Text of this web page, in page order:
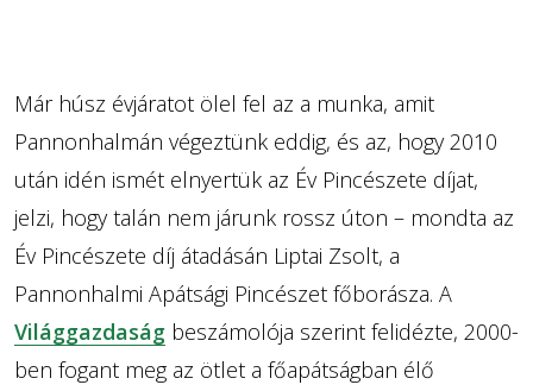
Már húsz évjáratot ölel fel az a munka, amit
Pannonhalmán végeztünk eddig, és az, hogy 2010
után idén ismét elnyertük az Év Pincészete díjat,
jelzi, hogy talán nem járunk rossz úton – mondta az
Év Pincészete díj átadásán Liptai Zsolt, a
Pannonhalmi Apátsági Pincészet főborásza. A
Világgazdaságbeszámolója szerint felidézte, 2000-
ben fogant meg az ötlet a főapátságban élő